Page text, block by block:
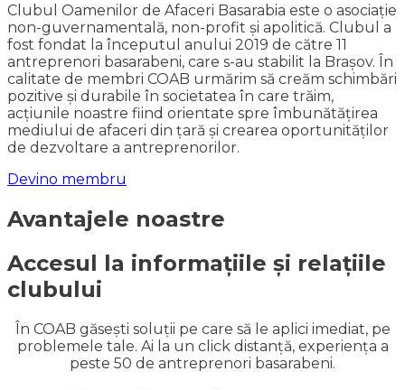
Clubul Oamenilor de Afaceri Basarabia este o asociație
non-guvernamentală, non-profit și apolitică. Clubul a
fost fondat la începutul anului 2019 de către 11
antreprenori basarabeni, care s-au stabilit la Brașov. În
calitate de membri COAB urmărim să creăm schimbări
pozitive și durabile în societatea în care trăim,
acțiunile noastre fiind orientate spre îmbunătățirea
mediului de afaceri din țară și crearea oportunităților
de dezvoltare a antreprenorilor.
Devino membru
Avantajele noastre
Accesul la informațiile și relațiile
clubului
În COAB găsești soluții pe care să le aplici imediat, pe
problemele tale. Ai la un click distanță, experiența a
peste 50 de antreprenori basarabeni.